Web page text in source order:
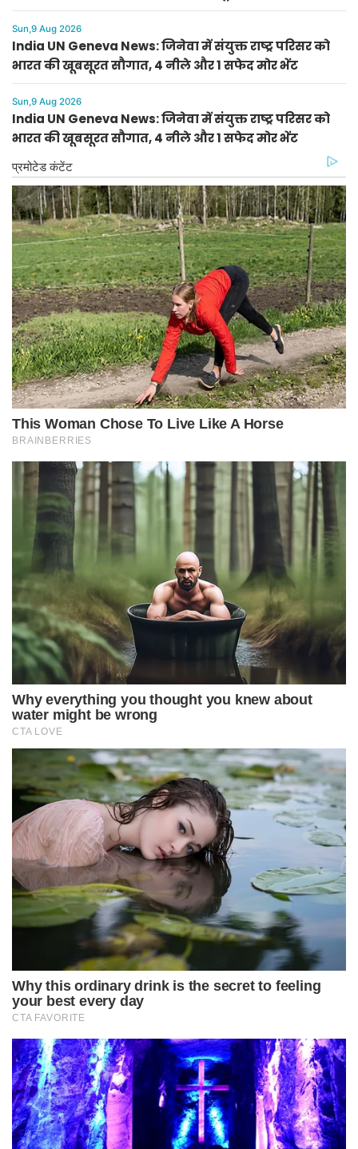
Sun,9 Aug 2026
India UN Geneva News: जिनेवा में संयुक्त राष्ट्र परिसर को
भारत की खूबसूरत सौगात, 4 नीले और 1 सफेद मोर भेंट
Sun,9 Aug 2026
India UN Geneva News: जिनेवा में संयुक्त राष्ट्र परिसर को
भारत की खूबसूरत सौगात, 4 नीले और 1 सफेद मोर भेंट